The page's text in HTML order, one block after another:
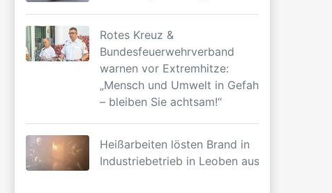
Rotes Kreuz &
Bundesfeuerwehrverband
warnen vor Extremhitze:
„Mensch und Umwelt in Gefahr
– bleiben Sie achtsam!“
Heißarbeiten lösten Brand in
Industriebetrieb in Leoben aus